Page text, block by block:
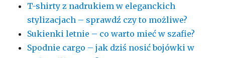
T-shirty z nadrukiem w eleganckich
stylizacjach – sprawdź czy to możliwe?
Sukienki letnie – co warto mieć w szafie?
Spodnie cargo – jak dziś nosić bojówki w